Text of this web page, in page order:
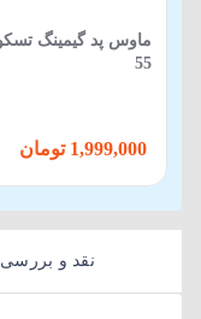
55
نقد و بررسی